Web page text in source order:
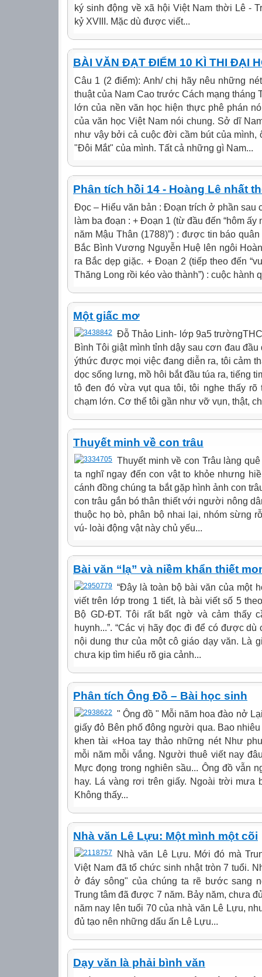
ký sinh động về xã hội Việt Nam thời Lê -
kỷ XVIII. Mặc dù được viết...
BÀI VĂN ĐẠT ĐIỂM 10 KÌ THI ĐẠI
Câu 1 (2 điểm): Anh/ chị hãy nêu những
thuật của Nam Cao trước Cách mạng tháng
lớn của nền văn học hiện thực phê phán
của văn học Việt Nam nói chung. Sở dĩ
như vậy bởi cả cuộc đời cầm bút của mình,
"Đôi Mắt" của mình. Tất cả những gì Nam...
Phân tích hồi 14 - Hoàng Lê nhất
Đọc – Hiểu văn bản : Đoạn trích ở phần sau
làm ba đoạn : + Đoạn 1 (từ đầu đến “hôm
năm Mậu Thân (1788)”) : được tin báo
Bắc Bình Vương Nguyễn Huệ lên ngôi
ra Bắc dẹp giặc. + Đoạn 2 (tiếp theo đến
Thăng Long rồi kéo vào thành”) : cuộc hành
Một giấc mơ
Đỗ Thảo Linh- lớp 9a5
Bình Tôi giật mình tỉnh dậy sau cơn đau
ýthức được mọi việc đang diễn ra, tôi cảm
dọc sống lưng, mồ hôi bắt đầu túa ra, tiếng
tô đen đó vừa vụt qua tôi, tôi nghe thấy rõ
chạm lớn. Cơ thể tôi gần như vỡ vụn, thật,
Thuyết minh về con trâu
Thuyết minh về con Trâu làng
ta nghĩ ngay đến con vật to khỏe nhưng
cánh đồng chúng ta bắt gặp hình ảnh con
con trâu gắn bó thân thiết với người nông
thuộc họ bò, phân bộ nhai lại, nhóm sừng
vú- loài động vật này chủ yếu...
Bài văn “lạ” và niềm khẩn thiết
“Đây là toàn bộ bài văn của một
viết trên lớp trong 1 tiết, là bài viết số 5
Bộ GD-ĐT. Tôi rất bất ngờ và cảm thấy
huynh...”. “Các vị hãy đọc đi để có được dù
nội dung thư của một cô giáo dạy văn. Là
chưa kịp tìm hiểu rõ gia cảnh...
Phân tích Ông Đồ – Bài học sinh
" Ông đồ " Mỗi năm hoa đào nở
giấy đỏ Bên phố đông người qua. Bao
khen tài «Hoa tay thảo những nét Như
mỗi năm mỗi vắng. Người thuê viết nay
Mực đọng trong nghiên sầu... Ông đồ vẫn
hay. Lá vàng rơi trên giấy. Ngoài trời mưa
Không thấy...
Nhà văn Lê Lựu: Một mình một cõi
Nhà văn Lê Lựu. Mới đó mà
Việt Nam đã tổ chức sinh nhật tròn 7 tuổi.
ở đáy sông" của chúng ta rẽ bước sang
Trung tâm đã được 7 năm. Bảy năm, chưa
năm nay lên tuổi 70 của nhà văn Lê Lựu,
đủ tạo nên những dấu ấn Lê Lựu...
Dạy văn là phải bình văn